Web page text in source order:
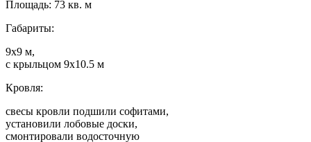
Площадь: 73 кв. м
Габариты:
9х9 м,
с крыльцом 9х10.5 м
Кровля:
свесы кровли подшили софитами,
установили лобовые доски,
смонтировали водосточную